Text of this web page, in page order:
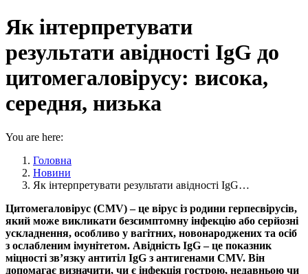
Як інтерпретувати
результати авідності IgG до
цитомегаловірусу: висока,
середня, низька
You are here:
Головна
Новини
Як інтерпретувати результати авідності IgG…
Цитомегаловірус (CMV)– це вірус із родини герпесвірусів,
який може викликати безсимптомну інфекцію або серйозні
ускладнення, особливо у вагітних, новонароджених та осіб
з ослабленим імунітетом. Авідність IgG– це показник
міцності зв’язку антитіл IgG з антигенами CMV. Він
допомагає визначити, чи є інфекція гострою, недавньою чи